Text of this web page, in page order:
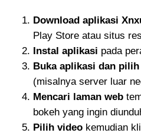
Download aplikasi
Play Store atau situs
Instal aplikasi pada
Buka aplikasi dan
(misalnya server luar
Mencari laman web
bokeh yang ingin
Pilih video kemudian